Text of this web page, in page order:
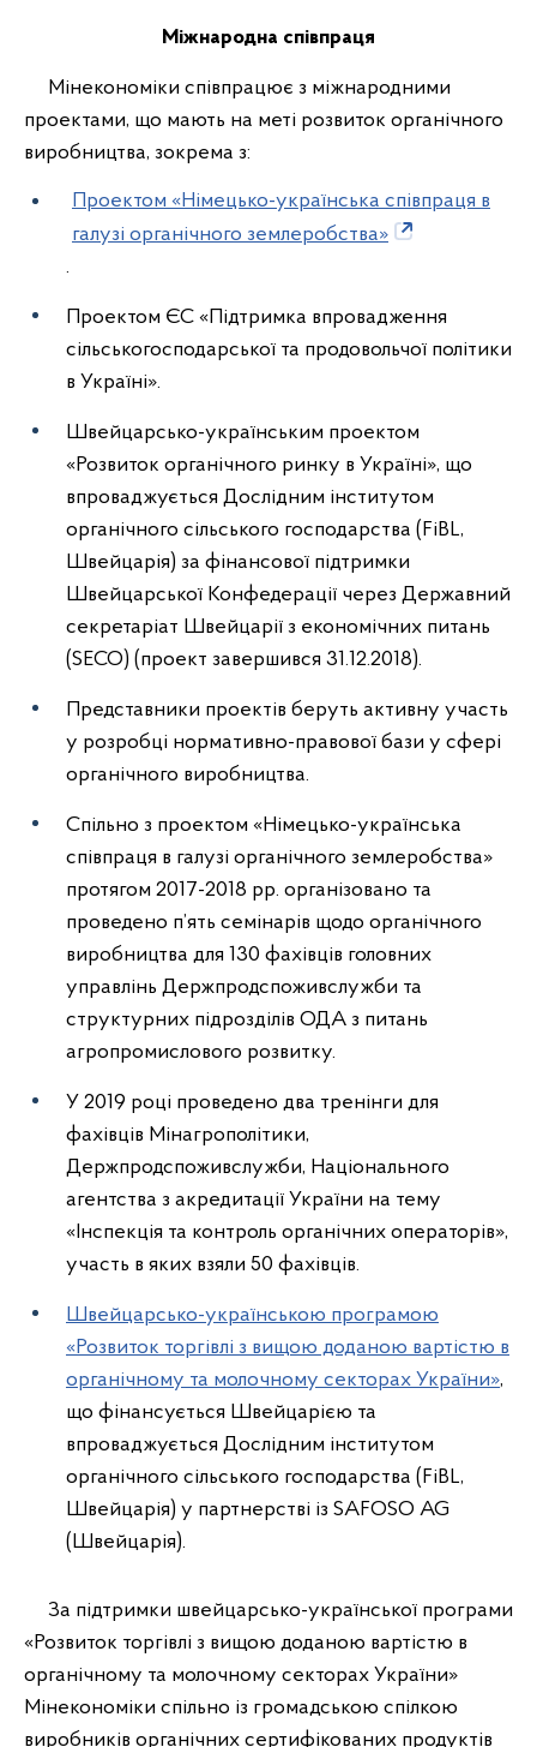
Міжнародна співпраця
Мінекономіки співпрацює з міжнародними
проектами, що мають на меті розвиток органічного
виробництва, зокрема з:
Проектом «Німецько-українська співпраця в
галузі органічного землеробства»
.
Проектом ЄС «Підтримка впровадження
сільськогосподарської та продовольчої політики
в Україні».
Швейцарсько-українським проектом
«Розвиток органічного ринку в Україні», що
впроваджується Дослідним інститутом
органічного сільського господарства (FiBL,
Швейцарія) за фінансової підтримки
Швейцарської Конфедерації через Державний
секретаріат Швейцарії з економічних питань
(SECO) (проект завершився 31.12.2018).
Представники проектів беруть активну участь
у розробці нормативно-правової бази у сфері
органічного виробництва.
Спільно з проектом «Німецько-українська
співпраця в галузі органічного землеробства»
протягом 2017-2018 рр. організовано та
проведено п’ять семінарів щодо органічного
виробництва для 130 фахівців головних
управлінь Держпродспоживслужби та
структурних підрозділів ОДА з питань
агропромислового розвитку.
У 2019 році проведено два тренінги для
фахівців Мінагрополітики,
Держпродспоживслужби, Національного
агентства з акредитації України на тему
«Інспекція та контроль органічних операторів»,
участь в яких взяли 50 фахівців.
Швейцарсько-українською програмою
«Розвиток торгівлі з вищою доданою вартістю в
органічному та молочному секторах України»,
що фінансується Швейцарією та
впроваджується Дослідним інститутом
органічного сільського господарства (FiBL,
Швейцарія) у партнерстві із SAFOSO AG
(Швейцарія).
За підтримки швейцарсько-української програми
«Розвиток торгівлі з вищою доданою вартістю в
органічному та молочному секторах України»
Мінекономіки спільно із громадською спілкою
виробників органічних сертифікованих продуктів